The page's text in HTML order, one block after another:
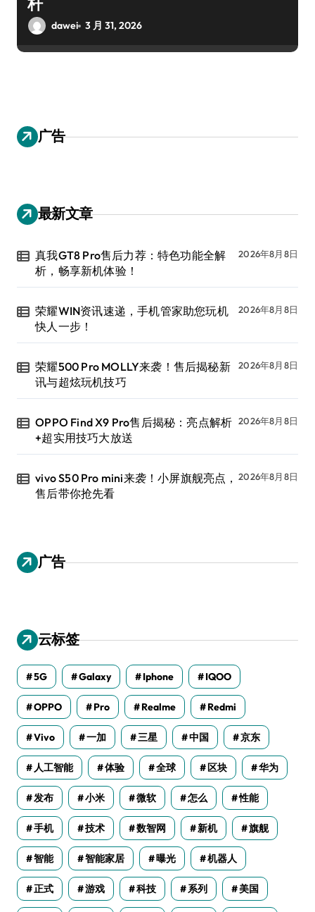
dawei 3 月 31, 2026
广告
最新文章
真我GT8 Pro售后力荐：特色功能全解
析，畅享新机体验！
2026年8月8日
荣耀WIN资讯速递，手机管家助您玩机
快人一步！
2026年8月8日
荣耀500 Pro MOLLY来袭！售后揭秘新
讯与超炫玩机技巧
2026年8月8日
OPPO Find X9 Pro售后揭秘：亮点解析
+超实用技巧大放送
2026年8月8日
vivo S50 Pro mini来袭！小屏旗舰亮点，
售后带你抢先看
2026年8月8日
广告
云标签
5G Galaxy Iphone IQOO
OPPO Pro Realme Redmi
Vivo 一加 三星 中国 京东
人工智能 体验 全球 区块 华为
发布 小米 微软 怎么 性能
手机 技术 数智网 新机 旗舰
智能 智能家居 曝光 机器人
正式 游戏 科技 系列 美国